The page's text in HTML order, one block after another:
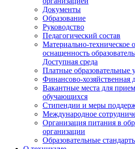
Документы
Образование
Руководство
Педагогический состав
Материально-техническое
оснащенность
Доступная среда
Платные образовательные
Финансово-хозяйственная
Вакантные места для
обучающихся
Стипендии и меры
Международное
Организация питания в
организации
Образовательные